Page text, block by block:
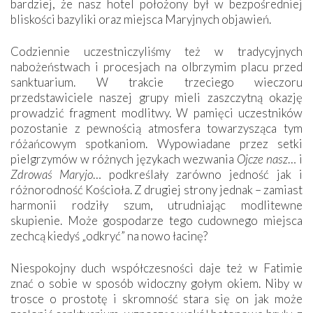
bardziej, że nasz hotel położony był w bezpośredniej
bliskości bazyliki oraz miejsca Maryjnych objawień.
Codziennie uczestniczyliśmy też w tradycyjnych
nabożeństwach i procesjach na olbrzymim placu przed
sanktuarium. W trakcie trzeciego wieczoru
przedstawiciele naszej grupy mieli zaszczytną okazję
prowadzić fragment modlitwy. W pamięci uczestników
pozostanie z pewnością atmosfera towarzysząca tym
różańcowym spotkaniom. Wypowiadane przez setki
pielgrzymów w różnych językach wezwania Ojcze nasz… i
Zdrowaś Maryjo… podkreślały zarówno jedność jak i
różnorodność Kościoła. Z drugiej strony jednak – zamiast
harmonii rodziły szum, utrudniając modlitewne
skupienie. Może gospodarze tego cudownego miejsca
zechcą kiedyś „odkryć” na nowo łacinę?
Niespokojny duch współczesności daje też w Fatimie
znać o sobie w sposób widoczny gołym okiem. Niby w
trosce o prostotę i skromność stara się on jak może